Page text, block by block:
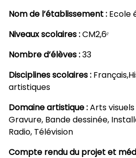
Nom de l’établissement : Ecole
Niveaux scolaires :CM2,6ᵉ
Nombre d’élèves :33
Disciplines scolaires :
artistiques
Domaine artistique :Arts
Gravure, Bande dessinée,
Radio, Télévision
Compte rendu du projet et